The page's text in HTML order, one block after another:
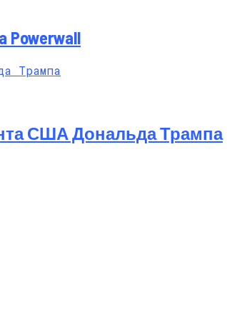
США Дональда Трампа